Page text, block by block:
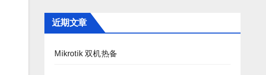
近期文章
Mikrotik 双机热备